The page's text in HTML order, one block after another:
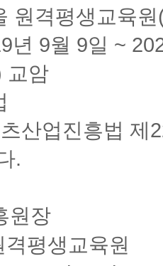
원격평생교육
년 9월 9일 ~
교암
산업진흥법 제
.
원장
평생교육원